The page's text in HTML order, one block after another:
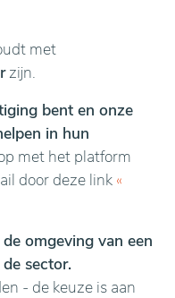
met
zijn.
bent en onze
in hun
met het platform
door deze link «
omgeving van een
sector.
- de keuze is aan